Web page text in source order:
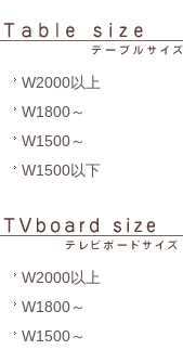
W2000以上
W1800～
W1500～
W1500以下
W2000以上
W1800～
W1500～